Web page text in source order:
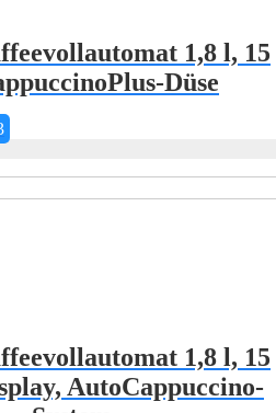
1,8 l, 15
Düse
€259,35
1,8 l, 15
AutoCappuccino-